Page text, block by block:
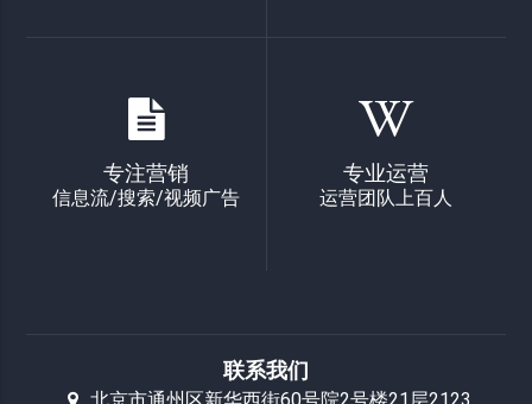
专注营销
信息流/搜索/视频广告
专业运营
运营团队上百人
联系我们